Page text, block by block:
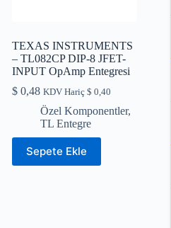
TEXAS INSTRUMENTS
– TL082CP DIP-8 JFET-
INPUT OpAmp Entegresi
$ 0,48 KDV Hariç$ 0,40
Özel Komponentler,
TL Entegre
Sepete Ekle